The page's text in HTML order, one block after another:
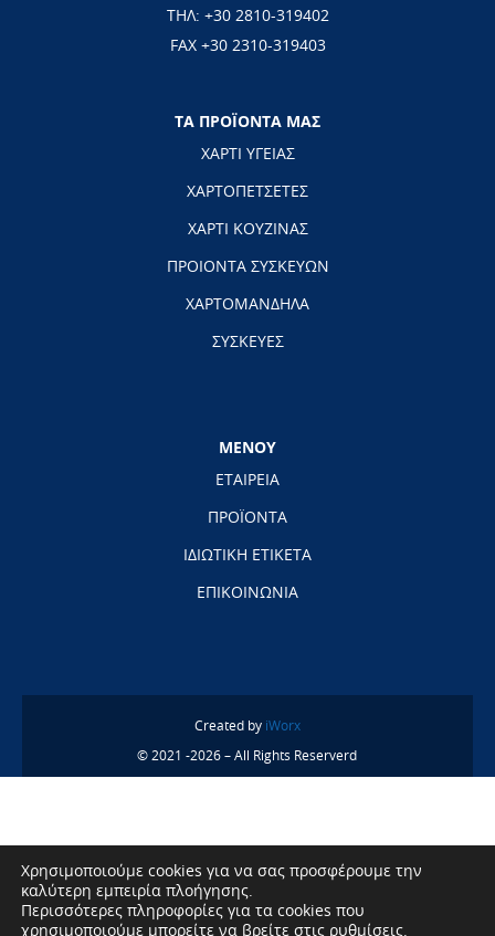
ΤΗΛ: +30 2810-319402
FAX +30 2310-319403
ΤΑ ΠΡΟΪΟΝΤΑ ΜΑΣ
ΧΑΡΤΙ ΥΓΕΙΑΣ
ΧΑΡΤΟΠΕΤΣΕΤΕΣ
ΧΑΡΤΙ ΚΟΥΖΙΝΑΣ
ΠΡΟΙΟΝΤΑ ΣΥΣΚΕΥΩΝ
ΧΑΡΤΟΜΑΝΔΗΛΑ
ΣΥΣΚΕΥΕΣ
ΜΕΝΟΥ
ΕΤΑΙΡΕΙΑ
ΠΡΟΪΟΝΤΑ
ΙΔΙΩΤΙΚΗ ΕΤΙΚΕΤΑ
ΕΠΙΚΟΙΝΩΝΙΑ
Created by iWorx
© 2021 -2026 – All Rights Reserverd
Χρησιμοποιούμε cookies για να σας προσφέρουμε την
καλύτερη εμπειρία πλοήγησης.
Περισσότερες πληροφορίες για τα cookies που
χρησιμοποιούμε μπορείτε να βρείτε στις ρυθμίσεις.